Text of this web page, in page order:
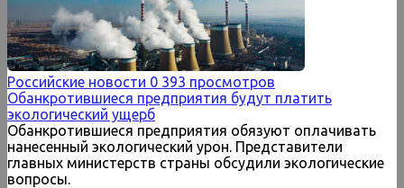
Российские новости 0 393 просмотров
Обанкротившиеся предприятия будут платить
экологический ущерб
Обанкротившиеся предприятия обязуют оплачивать
нанесенный экологический урон. Представители
главных министерств страны обсудили экологические
вопросы.